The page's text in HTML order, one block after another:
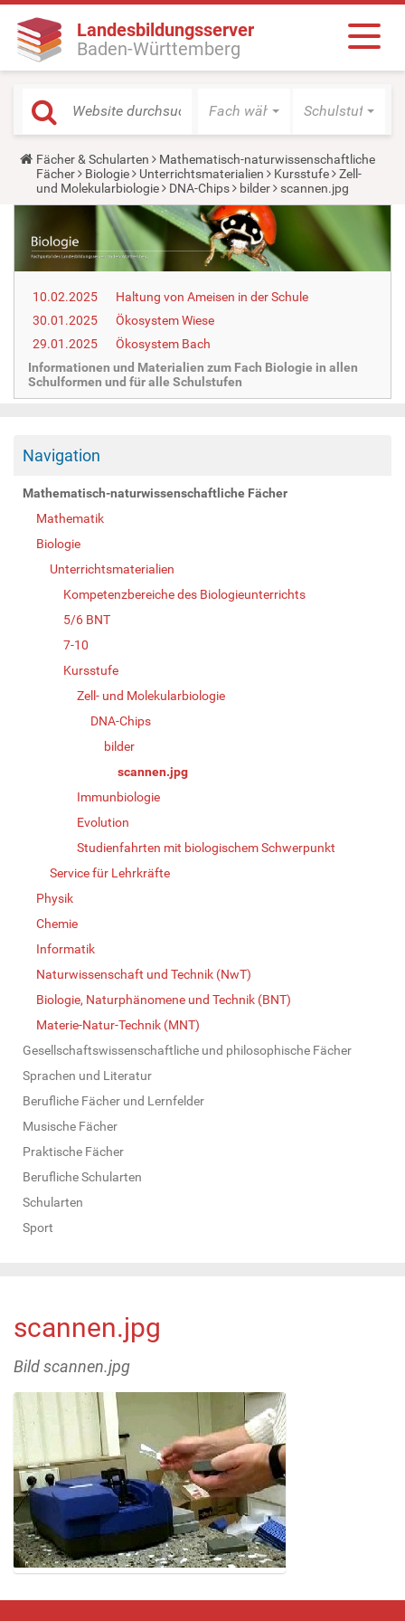
Landesbildungsserver
Baden-Württemberg
Fach wählen Schulstufe
Y
o
u
a
h
e
r
:
Fächer & Schularten
Mathematisch-naturwissenschaftliche
Fächer
Biologie Unterrichtsmaterialien Kursstufe
Zell-
und Molekularbiologie
DNA-Chips bilder scannen.jpg
10.02.2025
Haltung von Ameisen in der Schule
30.01.2025
Ökosystem Wiese
29.01.2025
Ökosystem Bach
Informationen und Materialien zum Fach Biologie in allen
Schulformen und für alle Schulstufen
Navigation
Mathematisch-naturwissenschaftliche Fächer
Mathematik
Biologie
Unterrichtsmaterialien
Kompetenzbereiche des Biologieunterrichts
5/6 BNT
7-10
Kursstufe
Zell- und Molekularbiologie
DNA-Chips
bilder
scannen.jpg
Immunbiologie
Evolution
Studienfahrten mit biologischem Schwerpunkt
Service für Lehrkräfte
Physik
Chemie
Informatik
Naturwissenschaft und Technik (NwT)
Biologie, Naturphänomene und Technik (BNT)
Materie-Natur-Technik (MNT)
Gesellschaftswissenschaftliche und philosophische Fächer
Sprachen und Literatur
Berufliche Fächer und Lernfelder
Musische Fächer
Praktische Fächer
Berufliche Schularten
Schularten
Sport
scannen.jpg
Bild scannen.jpg
e